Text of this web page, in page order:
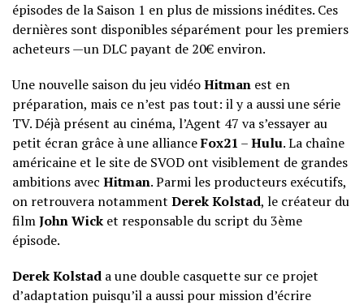
épisodes de la Saison 1 en plus de missions inédites. Ces
dernières sont disponibles séparément pour les premiers
acheteurs —un DLC payant de 20€ environ.
Une nouvelle saison du jeu vidéoHitman est en
préparation, mais ce n’est pas tout: il y a aussi une série
TV. Déjà présent au cinéma, l’Agent 47 va s’essayer au
petit écran grâce à une allianceFox21 –Hulu. La chaîne
américaine et le site de SVOD ont visiblement de grandes
ambitions avec Hitman. Parmi les producteurs exécutifs,
on retrouvera notamment Derek Kolstad, le créateur du
filmJohn Wick et responsable du script du 3ème
épisode.
Derek Kolstad a une double casquette sur ce projet
d’adaptation puisqu’il a aussi pour mission d’écrire